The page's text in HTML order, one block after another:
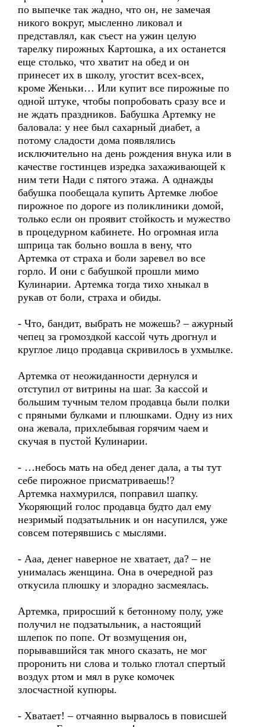
по выпечке так жадно, что он, не замечая
никого вокруг, мысленно ликовал и
представлял, как съест на ужин целую
тарелку пирожных Картошка, а их останется
еще столько, что хватит на обед и он
принесет их в школу, угостит всех-всех,
кроме Женьки… Или купит все пирожные по
одной штуке, чтобы попробовать сразу все и
не ждать праздников. Бабушка Артемку не
баловала: у нее был сахарный диабет, а
потому сладости дома появлялись
исключительно на день рождения внука или в
качестве гостинцев изредка захаживающей к
ним тети Нади с пятого этажа. А однажды
бабушка пообещала купить Артемке любое
пирожное по дороге из поликлиники домой,
только если он проявит стойкость и мужество
в процедурном кабинете. Но огромная игла
шприца так больно вошла в вену, что
Артемка от страха и боли заревел во все
горло. И они с бабушкой прошли мимо
Кулинарии. Артемка тогда тихо хныкал в
рукав от боли, страха и обиды.
- Что, бандит, выбрать не можешь? – ажурный
чепец за громоздкой кассой чуть дрогнул и
круглое лицо продавца скривилось в ухмылке.
Артемка от неожиданности дернулся и
отступил от витрины на шаг. За кассой и
большим тучным телом продавца были полки
с пряными булками и плюшками. Одну из них
она жевала, прихлебывая горячим чаем и
скучая в пустой Кулинарии.
- …небось мать на обед денег дала, а ты тут
себе пирожное присматриваешь!?
Артемка нахмурился, поправил шапку.
Укоряющий голос продавца будто дал ему
незримый подзатыльник и он насупился, уже
совсем потерявшись с мыслями.
- Ааа, денег наверное не хватает, да? – не
унималась женщина. Она в очередной раз
откусила плюшку и злорадно засмеялась.
Артемка, приросший к бетонному полу, уже
получил не подзатыльник, а настоящий
шлепок по попе. От возмущения он,
порывавшийся так много сказать, не мог
проронить ни слова и только глотал спертый
воздух ртом и мял в руке комочек
злосчастной купюры.
- Хватает! – отчаянно вырвалось в повисшей